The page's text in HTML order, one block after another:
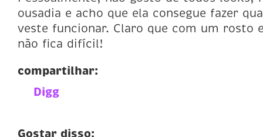
ousadia e acho que ela consegue fazer
veste funcionar. Claro que com um rosto
não fica difícil!
compartilhar:
Digg
Gostar disso: